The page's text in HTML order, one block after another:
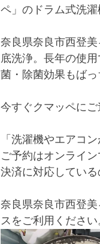
ペ」のドラム式洗
奈良県奈良市西登
底洗浄。長年の使
菌・除菌効果もば
今すぐクマッペに
「洗濯機やエアコ
ご予約はオンライ
決済に対応してい
奈良県奈良市西登
スをご利用くださ